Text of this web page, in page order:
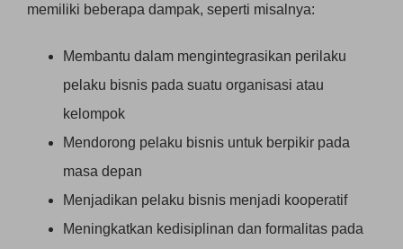
memiliki beberapa dampak, seperti misalnya:
Membantu dalam mengintegrasikan perilaku
pelaku bisnis pada suatu organisasi atau
kelompok
Mendorong pelaku bisnis untuk berpikir pada
masa depan
Menjadikan pelaku bisnis menjadi kooperatif
Meningkatkan kedisiplinan dan formalitas pada